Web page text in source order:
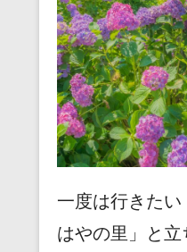
o
o
k
一度は行きた
はやの里」と立